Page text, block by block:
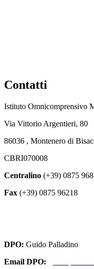
Contatti
Istituto Omnicomprensivo
Via Vittorio Argentieri, 80
86036 , Montenero di
CBRI070008
Centralino (+39) 0875
Fax (+39) 0875 96218
DPO: Guido Palladino
Email DPO: